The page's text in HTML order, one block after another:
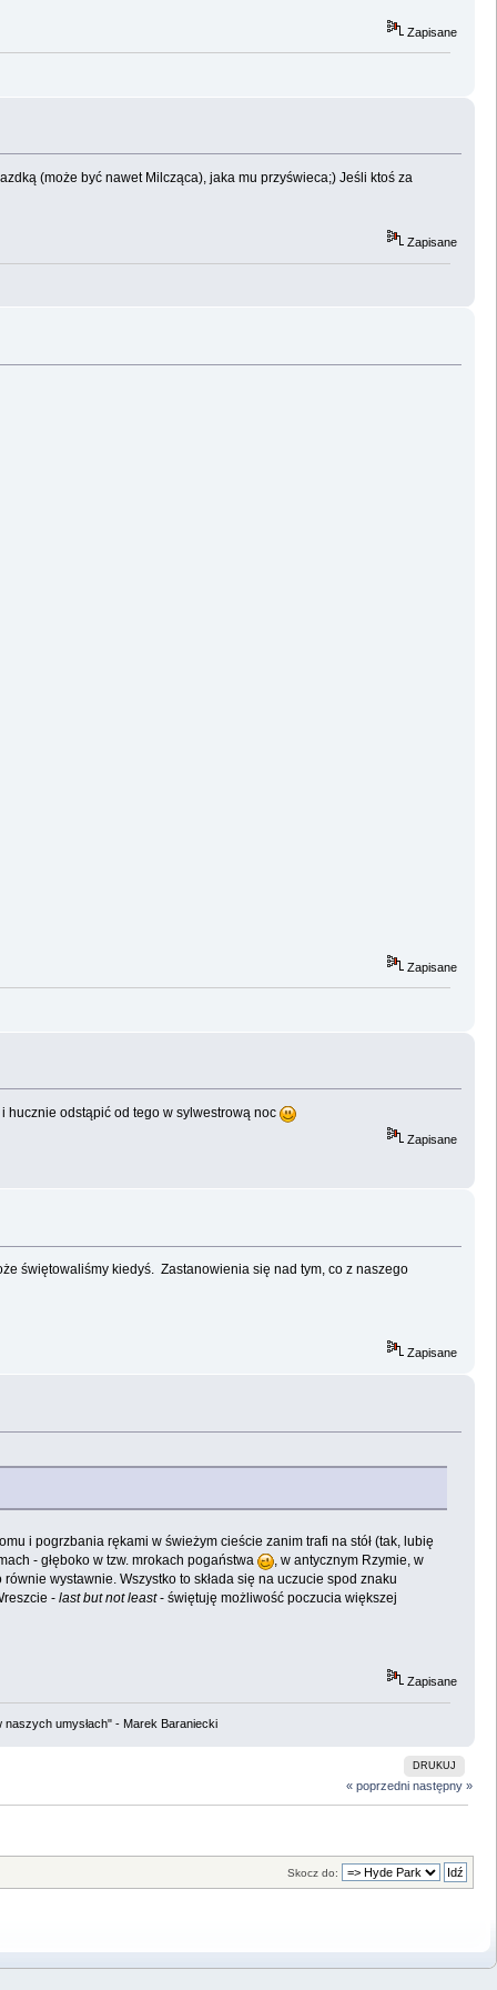
Zapisane
(może być nawet Milcząca), jaka mu przyświeca;) Jeśli ktoś za
Zapisane
Zapisane
hucznie odstąpić od tego w sylwestrową noc
Zapisane
świętowaliśmy kiedyś. Zastanowienia się nad tym, co z naszego
Zapisane
i pogrzbania rękami w świeżym cieście zanim trafi na stół (tak, lubię
- głęboko w tzw. mrokach pogaństwa
, w antycznym Rzymie, w
wystawnie. Wszystko to składa się na uczucie spod znaku
- last but not least- świętuję możliwość poczucia większej
Zapisane
umysłach" - Marek Baraniecki
DRUKUJ
« poprzedni następny »
Skocz do: